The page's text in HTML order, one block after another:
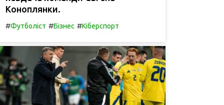
Коноплянки.
#Футболіст #Бізнес #Кіберспорт